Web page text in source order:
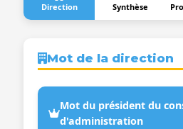
Direction Synthèse
Mot de la direction
Mot du président du
d'administration